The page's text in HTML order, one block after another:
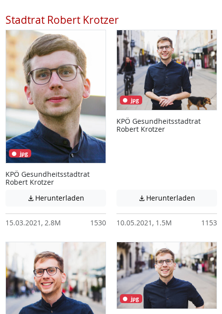
Stadtrat Robert Krotzer
jpg
KPÖ Gesundheitsstadtrat
Robert Krotzer
 Herunterladen Achtung: Diese Datei enthält unter
15.03.2021, 2.8M 1530
jpg
KPÖ Gesundheitsstadtrat
Robert Krotzer
 Herunterladen
10.05.2021, 1.5M 1153
jpg